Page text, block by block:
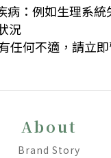
病：例如生理系統
況
任何不適，請立
About
Brand Story